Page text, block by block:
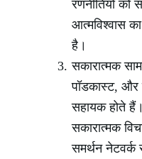
रणनीतियों को
आत्मविश्वास
है।
सकारात्मक
पॉडकास्ट, और
सहायक होते
सकारात्मक
समर्थन